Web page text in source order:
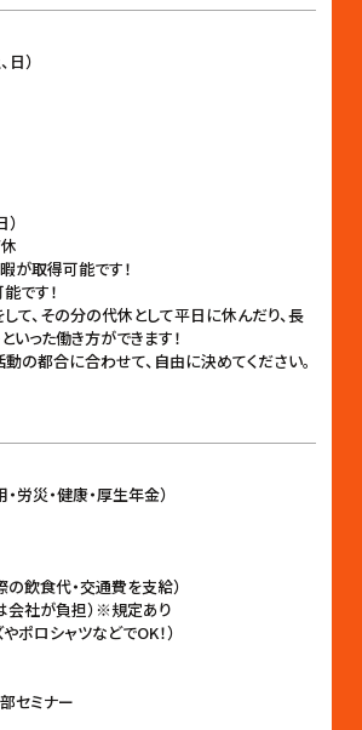
日）
が取得可能です！
です！
て、その分の代休として平日に休んだり、長
った働き方ができます！
の都合に合わせて、自由に決めてください。
労災・健康・厚生年金）
の飲食代・交通費を支給）
会社が負担）※規定あり
ポロシャツなどでOK！）
セミナー